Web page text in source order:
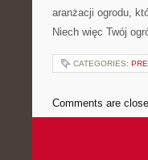
aranżacji ogrodu,
Niech więc⁣ Twój
CATEGORIES:
Comments are